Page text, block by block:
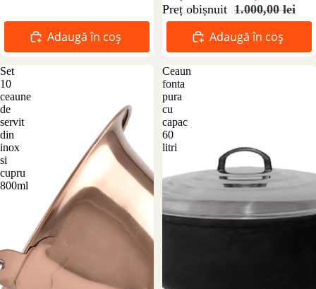
Adaugă în coș
Preț obișnuit 1.000,00 lei
Adaugă în coș
Set
10
ceaune
de
servit
din
inox
si
cupru
800ml
Ceaun
fonta
pura
cu
capac
60
litri